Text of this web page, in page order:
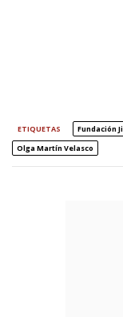
ETIQUETAS Fundación
Olga Martín Velasco